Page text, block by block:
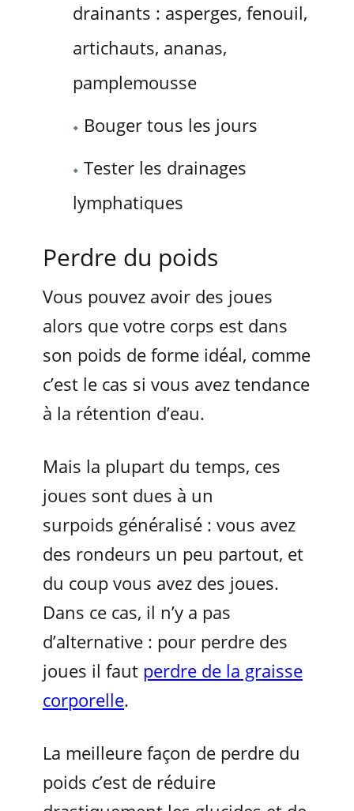
drainants : asperges, fenouil,
artichauts, ananas,
pamplemousse
Bouger tous les jours
Tester les drainages
lymphatiques
Perdre du poids
Vous pouvez avoir des joues
alors que votre corps est dans
son poids de forme idéal, comme
c’est le cas si vous avez tendance
à la rétention d’eau.
Mais la plupart du temps, ces
joues sont dues à un
surpoids généralisé : vous avez
des rondeurs un peu partout, et
du coup vous avez des joues.
Dans ce cas, il n’y a pas
d’alternative : pour perdre des
joues il faut perdre de la graisse
corporelle.
La meilleure façon de perdre du
poids c’est de réduire